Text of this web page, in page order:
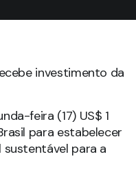
investimento da
feira (17) US$ 1
para estabelecer
para a